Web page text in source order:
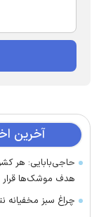
آخرین
حاجی‌بابایی: هر
هدف موشک‌ها قرار
چراغ سبز مخفیانه